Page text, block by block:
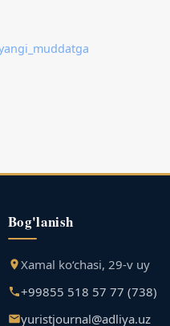
Bog'lanish
Xamal ko‘chasi, 29-v uy
+99855 518 57 77 (738)
yuristjournal@adliya.uz